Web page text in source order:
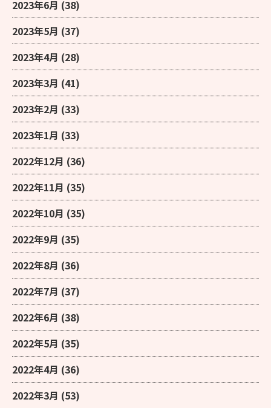
2023年6月 (38)
2023年5月 (37)
2023年4月 (28)
2023年3月 (41)
2023年2月 (33)
2023年1月 (33)
2022年12月 (36)
2022年11月 (35)
2022年10月 (35)
2022年9月 (35)
2022年8月 (36)
2022年7月 (37)
2022年6月 (38)
2022年5月 (35)
2022年4月 (36)
2022年3月 (53)